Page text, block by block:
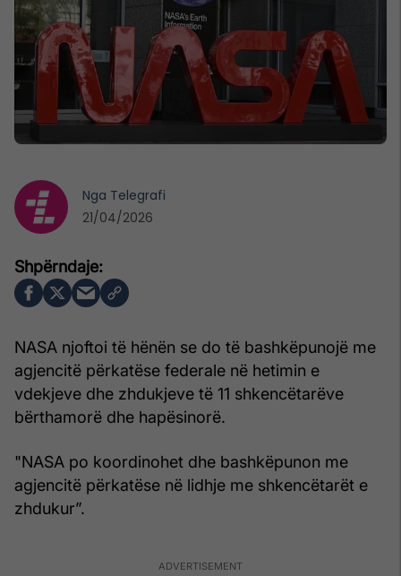
NASA njoftoi të hënën se do të bashkëpunojë me
agjencitë përkatëse federale në hetimin e
vdekjeve dhe zhdukjeve të 11 shkencëtarëve
bërthamorë dhe hapësinorë.
"NASA po koordinohet dhe bashkëpunon me
agjencitë përkatëse në lidhje me shkencëtarët e
zhdukur”.
Nga Telegrafi
21/04/2026